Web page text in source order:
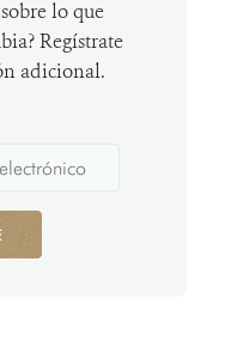
lo que
Regístrate
adicional.